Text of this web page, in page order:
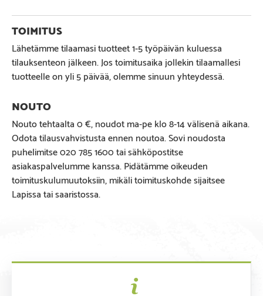
Lähetämme tilaamasi tuotteet 1-5 työpäivän kuluessa
tilauksenteon jälkeen. Jos toimitusaika jollekin tilaamallesi
tuotteelle on yli 5 päivää, olemme sinuun yhteydessä.
Nouto tehtaalta 0 €, noudot ma-pe klo 8-14 välisenä aikana.
Odota tilausvahvistusta ennen noutoa. Sovi noudosta
puhelimitse 020 785 1600 tai sähköpostitse
asiakaspalvelumme kanssa. Pidätämme oikeuden
toimituskulumuutoksiin, mikäli toimituskohde sijaitsee
Lapissa tai saaristossa.